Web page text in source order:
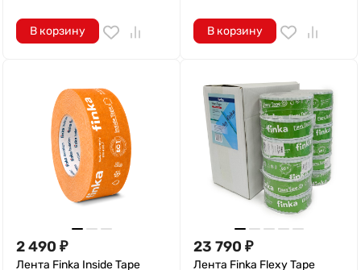
В корзину В корзину
2 490 ₽
Лента Finka Inside Tape
23 790 ₽
Лента Finka Flexy Tape